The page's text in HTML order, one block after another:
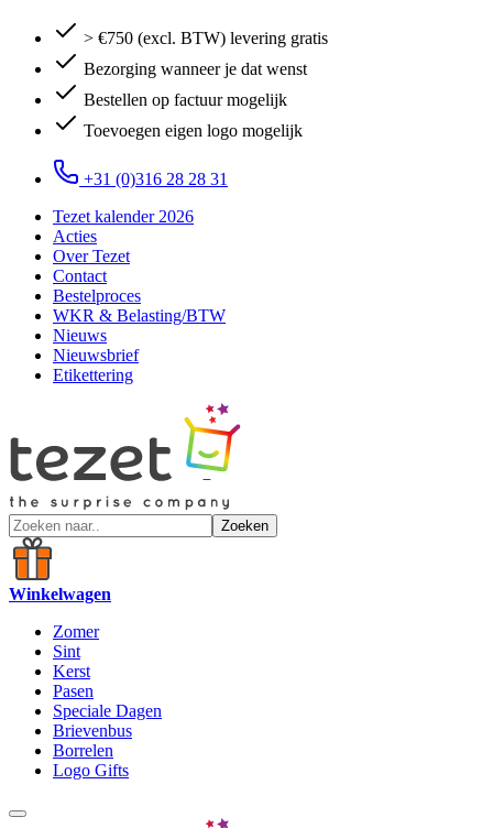
> €750 (excl. BTW) levering gratis
Bezorging wanneer je dat wenst
Bestellen op factuur mogelijk
Toevoegen eigen logo mogelijk
+31 (0)316 28 28 31
Tezet kalender 2026
Acties
Over Tezet
Contact
Bestelproces
WKR & Belasting/BTW
Nieuws
Nieuwsbrief
Etikettering
Zoeken
Winkelwagen
Zomer
Sint
Kerst
Pasen
Speciale Dagen
Brievenbus
Borrelen
Logo Gifts